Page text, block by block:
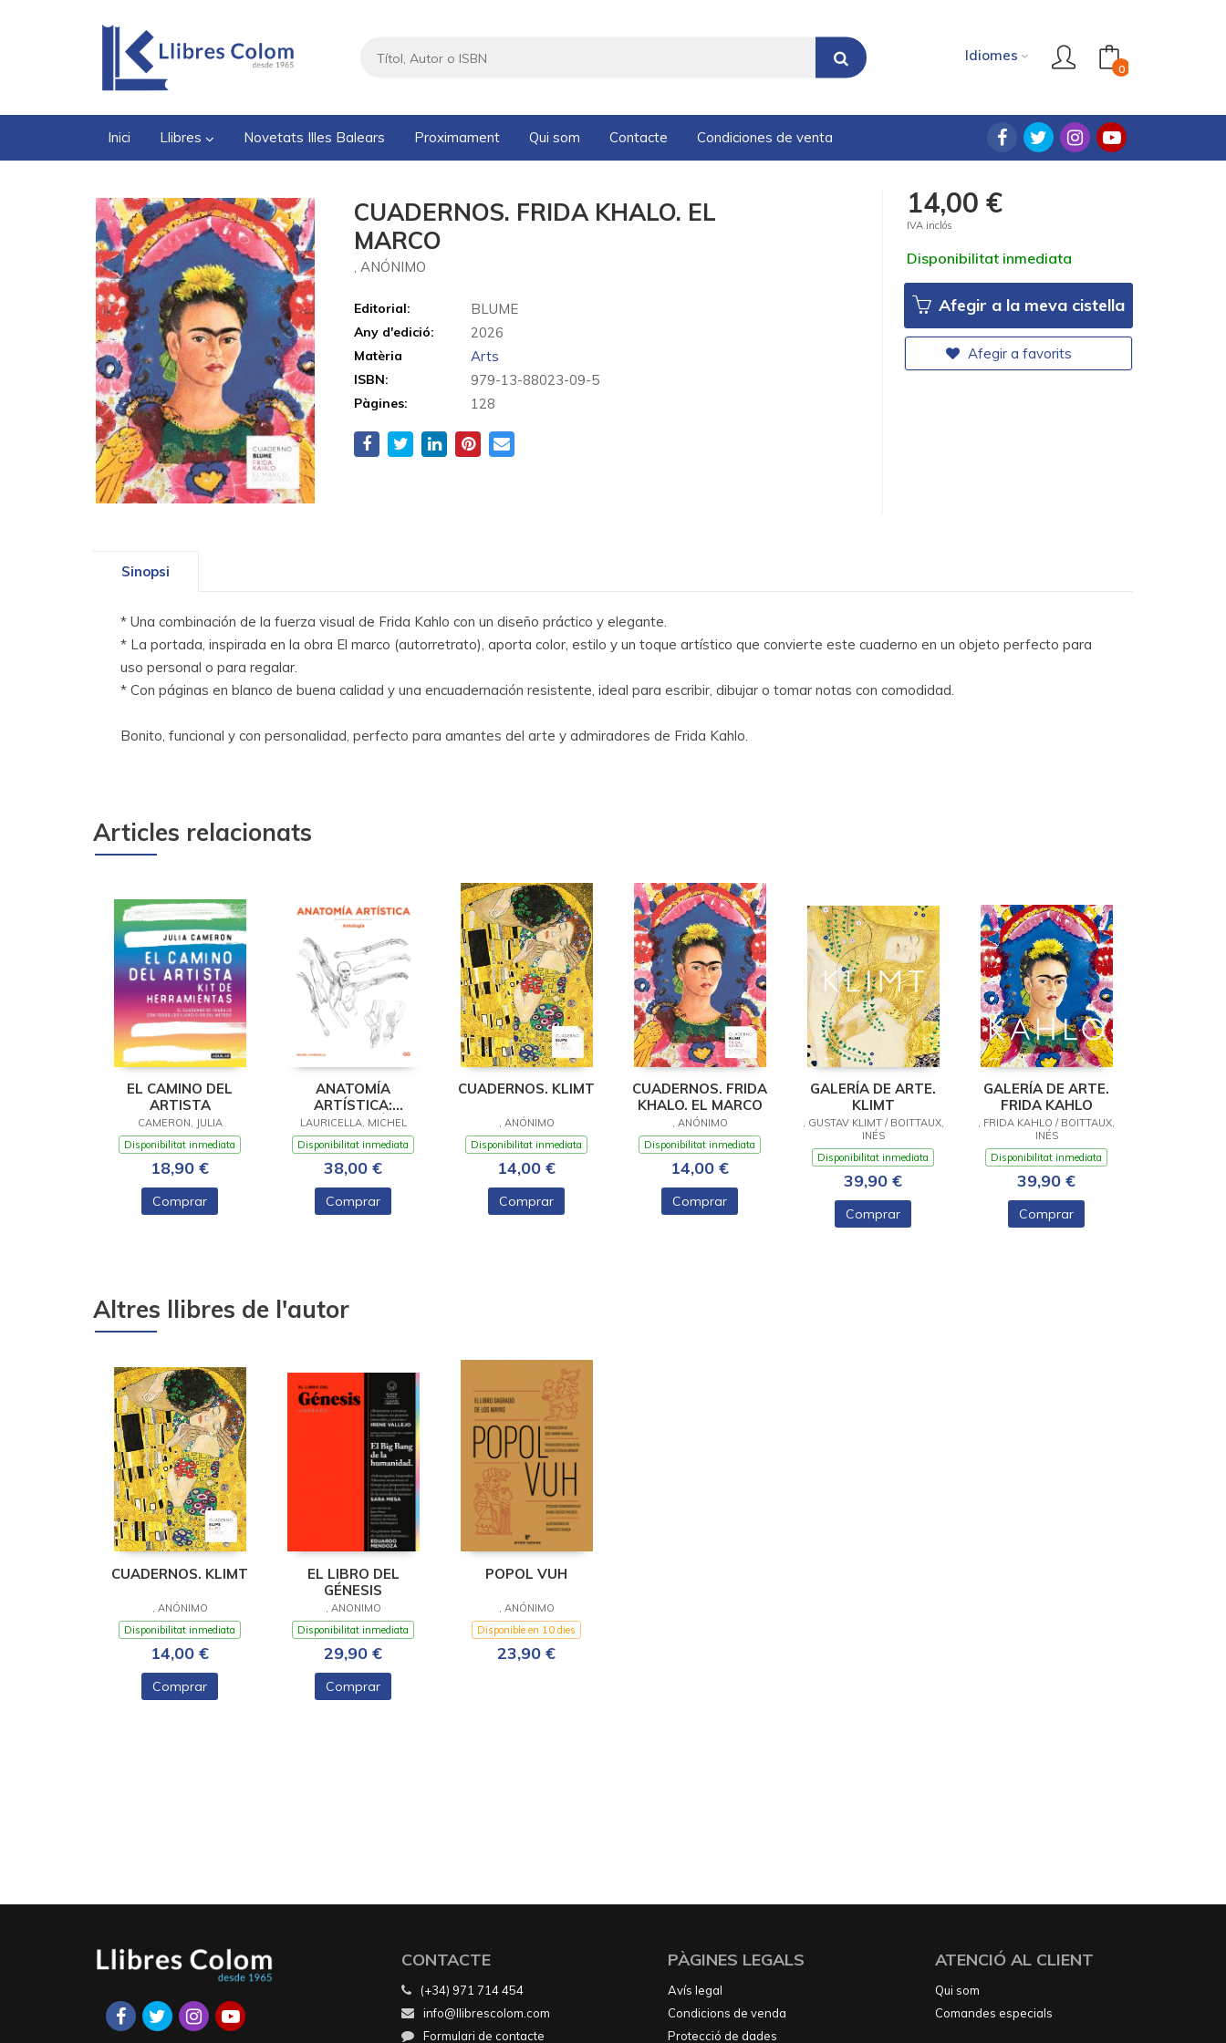
Idiomes
0
Inici Llibres Novetats Illes Balears Proximament Qui som Contacte Condiciones de venta
CUADERNOS. FRIDA KHALO. EL
MARCO
, ANÓNIMO
Editorial: BLUME
Any d'edició: 2026
Matèria Arts
ISBN: 979-13-88023-09-5
Pàgines: 128
14,00 €
IVA inclós
Disponibilitat inmediata
Afegir a la meva cistella
Afegir a favorits
Sinopsi
* Una combinación de la fuerza visual de Frida Kahlo con un diseño práctico y elegante.
* La portada, inspirada en la obra El marco (autorretrato), aporta color, estilo y un toque artístico que convierte este cuaderno en un objeto perfecto para
uso personal o para regalar.
* Con páginas en blanco de buena calidad y una encuadernación resistente, ideal para escribir, dibujar o tomar notas con comodidad.
Bonito, funcional y con personalidad, perfecto para amantes del arte y admiradores de Frida Kahlo.
Articles relacionats
EL CAMINO DEL
ARTISTA
CAMERON, JULIA
Disponibilitat inmediata
18,90 €
Comprar
ANATOMÍA
ARTÍSTICA:
ANTOLOGÍA
LAURICELLA, MICHEL
Disponibilitat inmediata
38,00 €
Comprar
CUADERNOS. KLIMT
, ANÓNIMO
Disponibilitat inmediata
14,00 €
Comprar
CUADERNOS. FRIDA
KHALO. EL MARCO
, ANÓNIMO
Disponibilitat inmediata
14,00 €
Comprar
GALERÍA DE ARTE.
KLIMT
, GUSTAV KLIMT / BOITTAUX,
INÉS
Disponibilitat inmediata
39,90 €
Comprar
GALERÍA DE ARTE.
FRIDA KAHLO
, FRIDA KAHLO / BOITTAUX,
INÉS
Disponibilitat inmediata
39,90 €
Comprar
Altres llibres de l'autor
CUADERNOS. KLIMT
, ANÓNIMO
Disponibilitat inmediata
14,00 €
Comprar
EL LIBRO DEL
GÉNESIS
, ANONIMO
Disponibilitat inmediata
29,90 €
Comprar
POPOL VUH
, ANÓNIMO
Disponible en 10 dies
23,90 €
CONTACTE
(+34) 971 714 454
info@llibrescolom.com
Formulari de contacte
PÀGINES LEGALS
Avís legal
Condicions de venda
Protecció de dades
ATENCIÓ AL CLIENT
Qui som
Comandes especials